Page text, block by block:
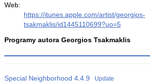
Web:
https://itunes.apple.com/artist/georgios-
tsakmaklis/id1445110699?uo=5
Programy autora Georgios Tsakmaklis
Special Neighborhood 4.4.9
Update